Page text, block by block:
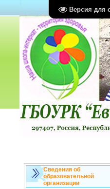
Версия для
как
Сведения об
образовательной
организации